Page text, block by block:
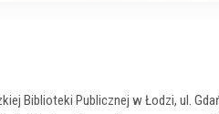
Biblioteki Publicznej w Łodzi, ul.